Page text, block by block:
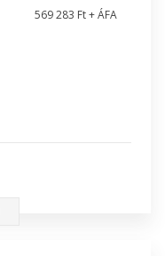
569 283 Ft + ÁFA